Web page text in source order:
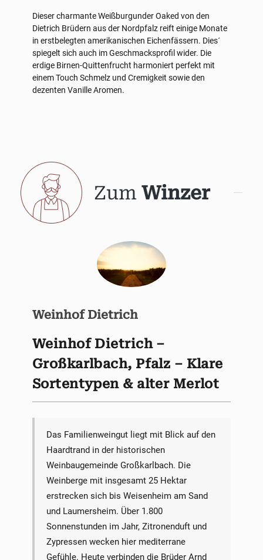
Dieser charmante Weißburgunder Oaked von den
Dietrich Brüdern aus der Nordpfalz reift einige Monate
in erstbelegten amerikanischen Eichenfässern. Dies´
spiegelt sich auch im Geschmacksprofil wider. Die
erdige Birnen-Quittenfrucht harmoniert perfekt mit
einem Touch Schmelz und Cremigkeit sowie den
dezenten Vanille Aromen.
Zum Winzer
Weinhof Dietrich
Weinhof Dietrich –
Großkarlbach, Pfalz – Klare
Sortentypen & alter Merlot
Das Familienweingut liegt mit Blick auf den
Haardtrand in der historischen
Weinbaugemeinde Großkarlbach. Die
Weinberge mit insgesamt 25 Hektar
erstrecken sich bis Weisenheim am Sand
und Laumersheim. Über 1.800
Sonnenstunden im Jahr, Zitronenduft und
Zypressen wecken hier mediterrane
Gefühle. Heute verbinden die Brüder Arnd